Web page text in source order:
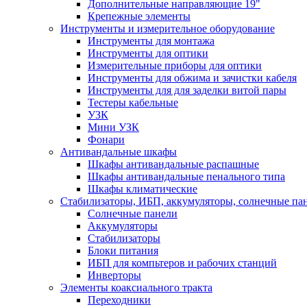
Дополнительные направляющие 19"
Крепежные элементы
Инструменты и измерительное оборудование
Инструменты для монтажа
Инструменты для оптики
Измерительные приборы для оптики
Инструменты для обжима и зачистки кабеля
Инструменты для для заделки витой пары
Тестеры кабельные
УЗК
Мини УЗК
Фонари
Антивандальные шкафы
Шкафы антивандальные распашные
Шкафы антивандальные пенального типа
Шкафы климатические
Стабилизаторы, ИБП, аккумуляторы, солнечные
Солнечные панели
Аккумуляторы
Стабилизаторы
Блоки питания
ИБП для компьтеров и рабочих станций
Инверторы
Элементы коаксиального тракта
Переходники